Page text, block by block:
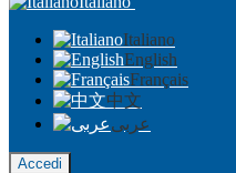
Italiano
English
Français
中文
عربى
Accedi